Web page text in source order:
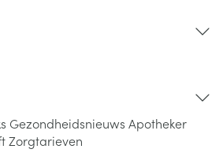
Gezondheidsnieuws Apotheker
Zorgtarieven